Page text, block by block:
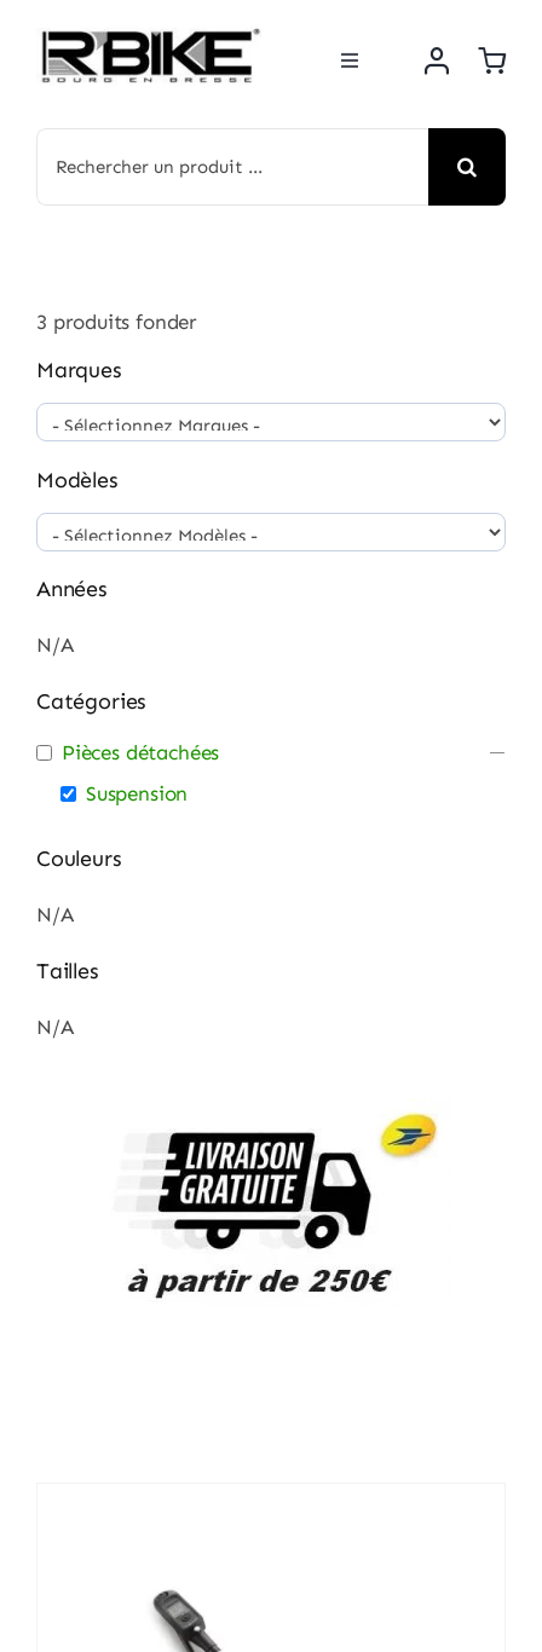
contenu
Toggle
BOUTIQUE
NOS MARQUES
ACTUS
ATELIER
3 produits fonder
Marques
Modèles
Années
N/A
Catégories
Pièces détachées
Suspension
Couleurs
N/A
Tailles
N/A